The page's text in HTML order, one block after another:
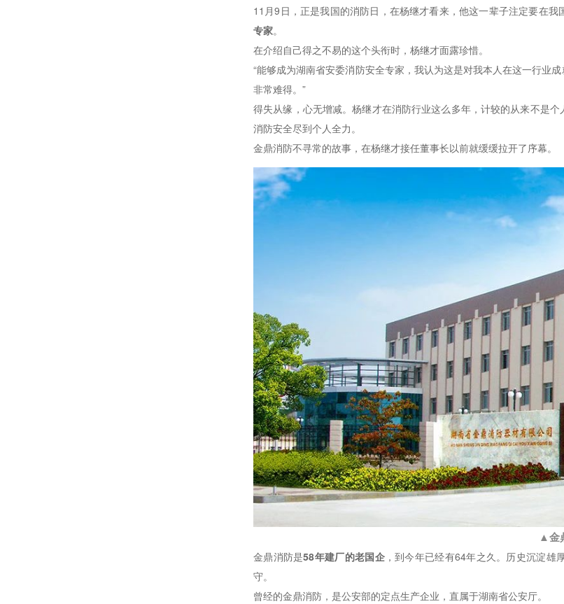
11月9日，正是我国的消防日，在杨继才看来，他这一辈子注定要在我
专家。
在介绍自己得之不易的这个头衔时，杨继才面露珍惜。
“能够成为湖南省安委消防安全专家，我认为这是对我本人在这一行业
非常难得。”
得失从缘，心无增减。杨继才在消防行业这么多年，计较的从来不是
消防安全尽到个人全力。
金鼎消防不寻常的故事，在杨继才接任董事长以前就缓缓拉开了序幕。
▲金
金鼎消防是58年建厂的老国企，到今年已经有64年之久。历史沉淀雄
守。
曾经的金鼎消防，是公安部的定点生产企业，直属于湖南省公安厅。